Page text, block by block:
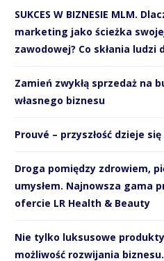
SUKCES W BIZNESIE MLM.
marketing jako ścieżka
zawodowej? Co skłania ludzi
Zamień zwykłą sprzedaż na
własnego biznesu
Prouvé – przyszłość dzieje
Droga pomiędzy zdrowiem,
umysłem. Najnowsza gama
ofercie LR Health & Beauty
Nie tylko luksusowe
możliwość rozwijania